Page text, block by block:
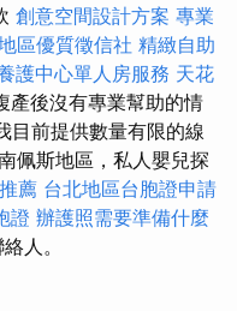
創意空間設計方案 專業
區優質徵信社 精緻自助
護中心單人房服務 天花
產後沒有專業幫助的情
目前提供數量有限的線
佩斯地區，私人嬰兒探
薦 台北地區台胞證申請
證 辦護照需要準備什麼
人。